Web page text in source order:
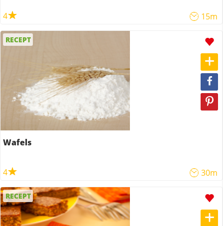
4 15m
RECEPT
Wafels
4 30m
RECEPT